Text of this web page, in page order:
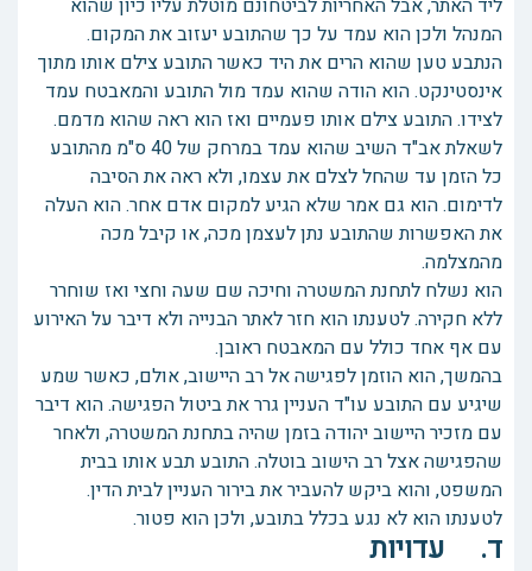
ליד האתר, אבל האחריות לביטחונם מוטלת עליו כיון שהוא
המנהל ולכן הוא עמד על כך שהתובע יעזוב את המקום.
הנתבע טען שהוא הרים את היד כאשר התובע צילם אותו מתוך
אינסטינקט. הוא הודה שהוא עמד מול התובע והמאבטח עמד
לצידו. התובע צילם אותו פעמיים ואז הוא ראה שהוא מדמם.
לשאלת אב"ד השיב שהוא עמד במרחק של 40 ס"מ מהתובע
כל הזמן עד שהחל לצלם את עצמו, ולא ראה את הסיבה
לדימום. הוא גם אמר שלא הגיע למקום אדם אחר. הוא העלה
את האפשרות שהתובע נתן לעצמן מכה, או קיבל מכה
מהמצלמה.
הוא נשלח לתחנת המשטרה וחיכה שם שעה וחצי ואז שוחרר
ללא חקירה. לטענתו הוא חזר לאתר הבנייה ולא דיבר על האירוע
עם אף אחד כולל עם המאבטח ראובן.
בהמשך, הוא הוזמן לפגישה אל רב היישוב, אולם, כאשר שמע
שיגיע עם התובע עו"ד העניין גרר את ביטול הפגישה. הוא דיבר
עם מזכיר היישוב יהודה בזמן שהיה בתחנת המשטרה, ולאחר
שהפגישה אצל רב הישוב בוטלה. התובע תבע אותו בבית
המשפט, והוא ביקש להעביר את בירור העניין לבית הדין.
לטענתו הוא לא נגע בכלל בתובע, ולכן הוא פטור.
ד. עדויות